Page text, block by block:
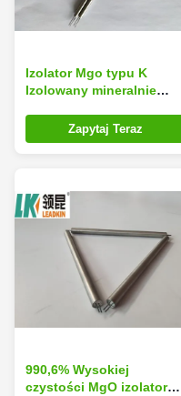
Izolator Mgo typu K
Izolowany mineralnie
99,6% o wysokiej
czystości
Zapytaj Teraz
990,6% Wysokiej
czystości MgO izolator